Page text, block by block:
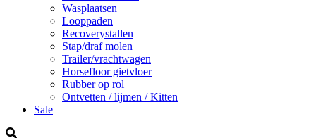
Wasplaatsen
Looppaden
Recoverystallen
Stap/draf molen
Trailer/vrachtwagen
Horsefloor gietvloer
Rubber op rol
Ontvetten / lijmen / Kitten
Sale